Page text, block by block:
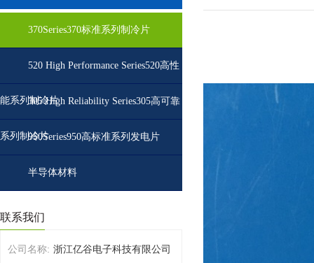
370Series370标准系列制冷片
520 High Performance Series520高性
能系列制冷片305 High Reliability Series305高可靠
系列制冷片950Series950高标准系列发电片
半导体材料
联系我们
公司名称: 浙江亿谷电子科技有限公司